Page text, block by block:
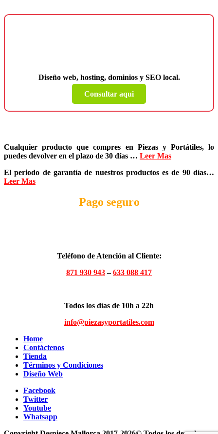
Diseño web, hosting, dominios y SEO local.
Consultar aqui
Cualquier producto que compres en Piezas y Portátiles, lo
puedes devolver en el plazo de 30 días … Leer Mas
El periodo de garantía de nuestros productos es de 90 días…
Leer Mas
Pago seguro
Teléfono de Atención al Cliente:
871 930 943–633 088 417
Todos los días de 10h a 22h
info@piezasyportatiles.com
Home
Contáctenos
Tienda
Términos y Condiciones
Diseño Web
Facebook
Twitter
Youtube
Whatsapp